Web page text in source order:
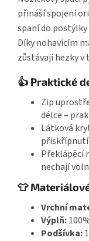
přináší spojení
spaní do
Díky nohavicím
zůstávají hezky v
👍 Praktické
Zip
délce –
Látková
Překlápěcí
nechají
👕
Vrchní
Výplň:
Podšívka: